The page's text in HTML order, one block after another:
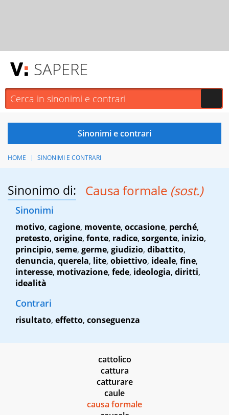
SAPERE
HOME SINONIMI E CONTRARI
Sinonimo di: Causa formale (sost.)
Sinonimi
motivo, cagione, movente, occasione, perché,
pretesto, origine, fonte, radice, sorgente, inizio,
principio, seme, germe, giudizio, dibattito,
denuncia, querela, lite, obiettivo, ideale, fine,
interesse, motivazione, fede, ideologia, diritti,
idealità
Contrari
risultato, effetto, conseguenza
cattolico
cattura
catturare
caule
causa formale